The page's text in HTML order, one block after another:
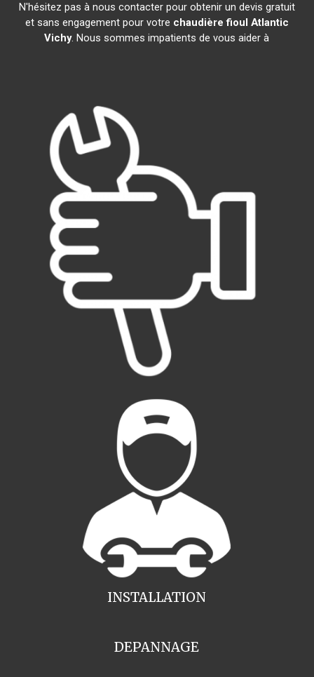
N'hésitez pas à nous contacter pour obtenir un devis gratuit
et sans engagement pour votre chaudière fioul Atlantic
Vichy. Nous sommes impatients de vous aider à
INSTALLATION
DEPANNAGE